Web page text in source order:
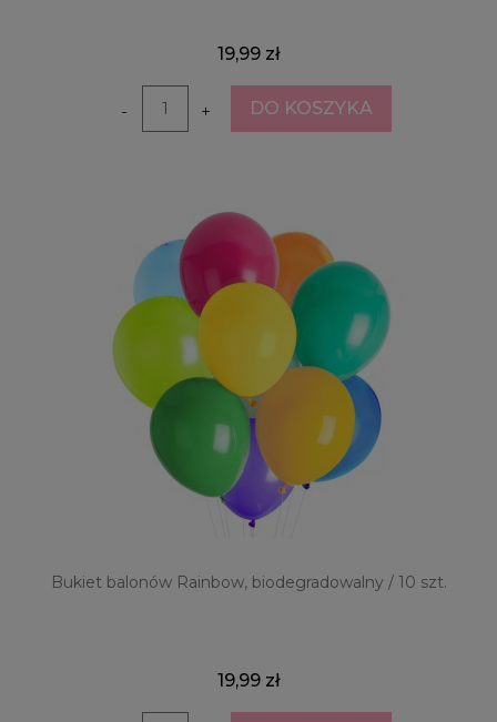
19,99 zł
- + DO KOSZYKA
Bukiet balonów Rainbow, biodegradowalny / 10 szt.
19,99 zł